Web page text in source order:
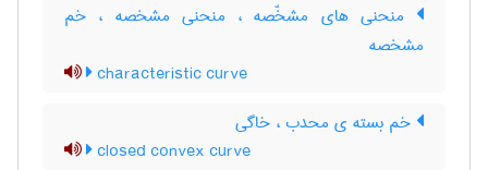
منحنی های مشخّصه ، منحنی مشخصه ، خم
مشخصه
characteristic curve
خم بسته ی محدب ، خاگی
closed convex curve